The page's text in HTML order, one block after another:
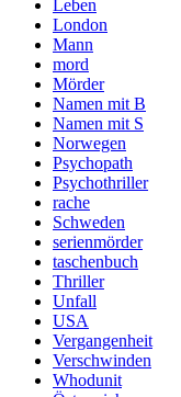
Leben
London
Mann
mord
Mörder
Namen mit B
Namen mit S
Norwegen
Psychopath
Psychothriller
rache
Schweden
serienmörder
taschenbuch
Thriller
Unfall
USA
Vergangenheit
Verschwinden
Whodunit